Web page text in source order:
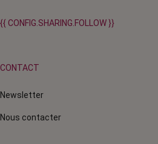
{{ CONFIG.SHARING.FOLLOW }}
CONTACT
Newsletter
Nous contacter